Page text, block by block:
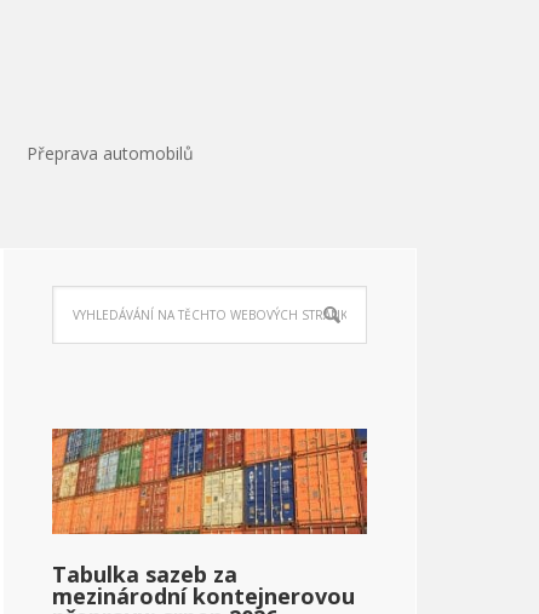
Přeprava automobilů
Tabulka sazeb za
mezinárodní kontejnerovou